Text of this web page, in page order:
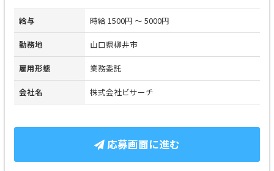
給与 時給 1500円 ～ 5000円
勤務地 山口県柳井市
雇用形態 業務委託
会社名 株式会社ビサーチ
応募画面に進む